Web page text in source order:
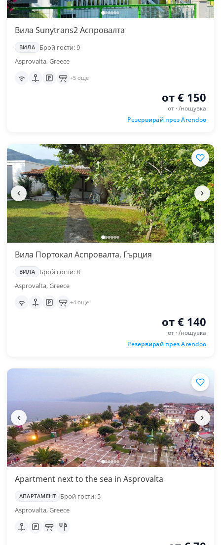
Вила Sunytrans2 Аспровалта
ВИЛА Брой гости: 9
Asprovalta, Greece
+5 още
от € 150
от · /нощувка
Резервирай през Arendoo
Вила Портокал Аспровалта, Гърция
ВИЛА Брой гости: 8
Asprovalta, Greece
+4 още
от € 140
от · /нощувка
Резервирай през Arendoo
Apartment next to the sea in Asprovalta
АПАРТАМЕНТ
Брой гости: 5
Asprovalta, Greece